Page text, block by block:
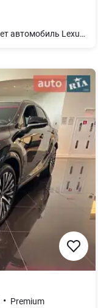
Автосалон Lexus Київ Аеропорт предлагает автомобиль Lexus RX450h+ в максимальной комплектации Luxury. Комплектация авто включает в себя следующие опции: - 21-дюймовые легкосплавные колесные диски; - Светодиодные фары ближнего и дальнего света с технологией Bladescan; - Система автоматической парковки с камерой кругового обзора с графическими подсказками; - EPB - электромеханический парковочный тормоз; - PKSB - интеллектуальные датчики парковки с функцией автоматического торможения и обнаружения неподвижных объектов вокруг, пешеходов и приближения автомобилей сзади - Цветной сенсорный дисплей Lexus Link PRO 14"; - ACC — адаптивный круиз-контроль с функцией замедления в поворотах; - Электропривод крышки багажника; - Климат-контроль с системой "Nanoe X" — система ионизации воздуха в салоне; - Аудиосистема Mark Levinson Premium Surround Sound с 21 динамиком (включая сабвуфер); А также много других полезных опций! Автомобиль доукомплектован дополнительным оборудованием, актуальную стоимость и перечень уточняйте в отделе продаж автосалона.
• Premium